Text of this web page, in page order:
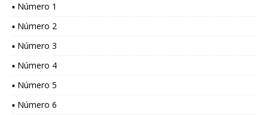
▪ Número 1
▪ Número 2
▪ Número 3
▪ Número 4
▪ Número 5
▪ Número 6